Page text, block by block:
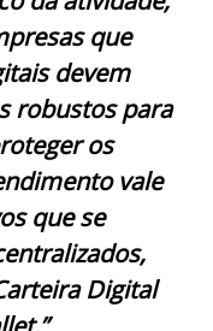
que
devem
robustos para
os
vale
que se
Digital